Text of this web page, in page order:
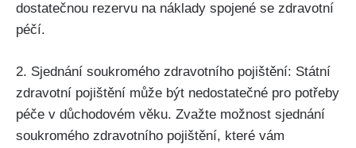
dostatečnou rezervu na náklady spojené se zdravotní
péčí.
2. Sjednání soukromého zdravotního pojištění: Státní
zdravotní pojištění může být nedostatečné pro potřeby
péče v důchodovém věku. Zvažte možnost sjednání
soukromého zdravotního pojištění, které vám